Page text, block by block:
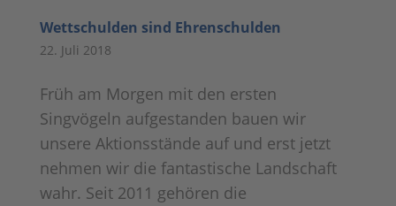
Wettschulden sind Ehrenschulden
22. Juli 2018
Früh am Morgen mit den ersten
Singvögeln aufgestanden bauen wir
unsere Aktionsstände auf und erst jetzt
nehmen wir die fantastische Landschaft
wahr. Seit 2011 gehören die